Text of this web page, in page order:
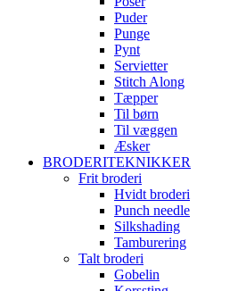
Puder
Punge
Pynt
Servietter
Stitch Along
Tæpper
Til børn
Til væggen
Æsker
BRODERITEKNIKKER
Frit broderi
Hvidt broderi
Punch needle
Silkshading
Tamburering
Talt broderi
Gobelin